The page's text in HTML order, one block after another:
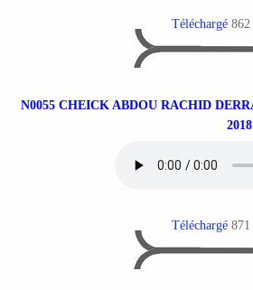
Téléchargé
N0055 CHEICK ABDOU RACHID
2018
Téléchargé